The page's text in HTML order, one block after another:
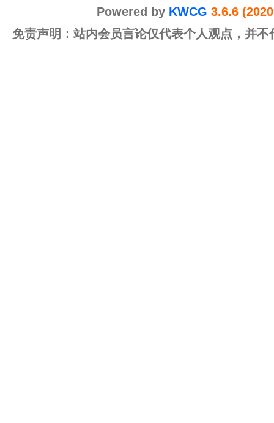
Powered by KWCG 3.6.6
免责声明：站内会员言论仅代表个人观点，并